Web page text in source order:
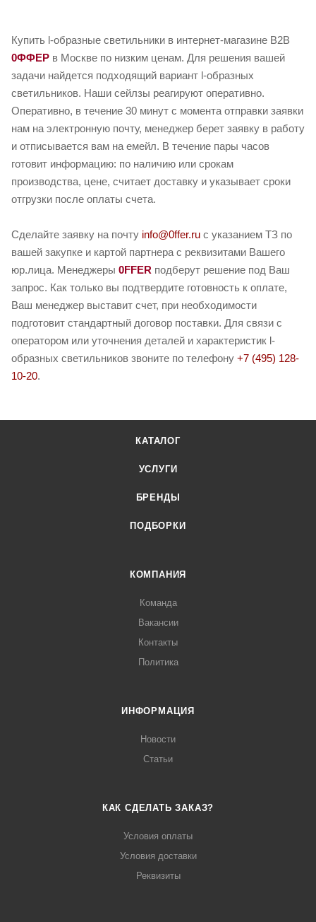
Купить l-образные светильники в интернет-магазине B2B
0ФФЕР в Москве по низким ценам. Для решения вашей
задачи найдется подходящий вариант l-образных
светильников. Наши сейлзы реагируют оперативно.
Оперативно, в течение 30 минут с момента отправки заявки
нам на электронную почту, менеджер берет заявку в работу
и отписывается вам на емейл. В течение пары часов
готовит информацию: по наличию или срокам
производства, цене, считает доставку и указывает сроки
отгрузки после оплаты счета.
Сделайте заявку на почту info@0ffer.ru с указанием ТЗ по
вашей закупке и картой партнера с реквизитами Вашего
юр.лица. Менеджеры 0FFER подберут решение под Ваш
запрос. Как только вы подтвердите готовность к оплате,
Ваш менеджер выставит счет, при необходимости
подготовит стандартный договор поставки. Для связи с
оператором или уточнения деталей и характеристик l-
образных светильников звоните по телефону +7 (495) 128-
10-20.
КАТАЛОГ
УСЛУГИ
БРЕНДЫ
ПОДБОРКИ
КОМПАНИЯ
Команда
Вакансии
Контакты
Политика
ИНФОРМАЦИЯ
Новости
Статьи
КАК СДЕЛАТЬ ЗАКАЗ?
Условия оплаты
Условия доставки
Реквизиты